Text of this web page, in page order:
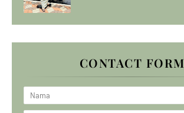
CONTACT FORM